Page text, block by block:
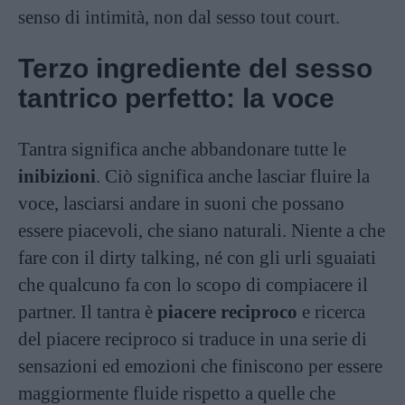
senso di intimità, non dal sesso tout court.
Terzo ingrediente del sesso
tantrico perfetto: la voce
Tantra significa anche abbandonare tutte le
inibizioni. Ciò significa anche lasciar fluire la
voce, lasciarsi andare in suoni che possano
essere piacevoli, che siano naturali. Niente a che
fare con il dirty talking, né con gli urli sguaiati
che qualcuno fa con lo scopo di compiacere il
partner. Il tantra è piacere reciproco e ricerca
del piacere reciproco si traduce in una serie di
sensazioni ed emozioni che finiscono per essere
maggiormente fluide rispetto a quelle che